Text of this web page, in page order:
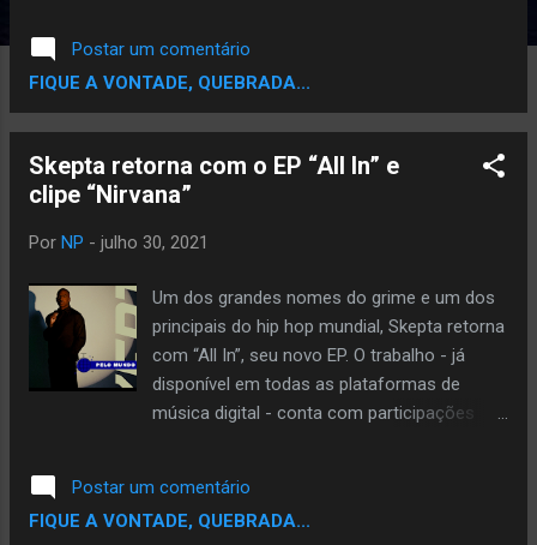
finalmente reaberto. Dentre várias
programações da reabertura do Museu, foi
lançado esse trabalho muito lindo chamado
carioca Vinicius Terra convoca ótimos
artistas da lusofonia para participar do som
que visa descolonizar a língua portuguesa e
separadas pelo oceano. Elza Soares
(Brasileira), Linn da Quebrada (Brasileira,
Sara Correia (Portuguesa) e Dino D’Santiago
(Português com ascendência cabo-
verdiana) compõem esse projeto que ganha
das raízes, heranças culturais e relações
históricas, por intermédio de vozes potentes
Postar um comentário
FIQUE A VONTADE, QUEBRADA...
Skepta retorna com o EP “All In” e
clipe “Nirvana”
Por NP - julho 30, 2021
Um dos grandes nomes do grime e um dos
principais do hip hop mundial, Skepta retorna
com “All In”, seu novo EP. O trabalho - já
disponível em todas as plataformas de
música digital - conta com participações
do EP é inspirado no amor recém-
descoberto de Skepta pelo pôquer, um jogo
Postar um comentário
FIQUE A VONTADE, QUEBRADA...